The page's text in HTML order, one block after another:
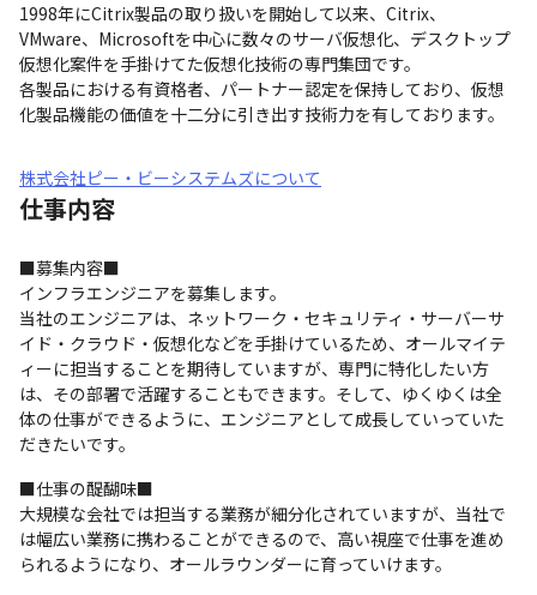
1998年にCitrix製品の取り扱いを開始して以来、Citrix、
VMware、Microsoftを中心に数々のサーバ仮想化、デスクトップ
仮想化案件を手掛けてた仮想化技術の専門集団です。
各製品における有資格者、パートナー認定を保持しており、仮想
化製品機能の価値を十二分に引き出す技術力を有しております。
株式会社ピー・ビーシステムズについて
仕事内容
■募集内容■
インフラエンジニアを募集します。
当社のエンジニアは、ネットワーク・セキュリティ・サーバーサ
イド・クラウド・仮想化などを手掛けているため、オールマイテ
ィーに担当することを期待していますが、専門に特化したい方
は、その部署で活躍することもできます。そして、ゆくゆくは全
体の仕事ができるように、エンジニアとして成長していっていた
だきたいです。
■仕事の醍醐味■
大規模な会社では担当する業務が細分化されていますが、当社で
は幅広い業務に携わることができるので、高い視座で仕事を進め
られるようになり、オールラウンダーに育っていけます。